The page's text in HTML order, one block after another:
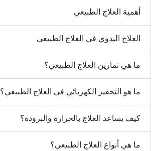
أهمية العلاج الطبيعي
العلاج اليدوي في العلاج الطبيعي
ما هي تمارين العلاج الطبيعي؟
ما هو التحفيز الكهربائي في العلاج الطبيعي؟
كيف يساعد العلاج بالحرارة والبرودة؟
ما هي أنواع العلاج الطبيعي؟